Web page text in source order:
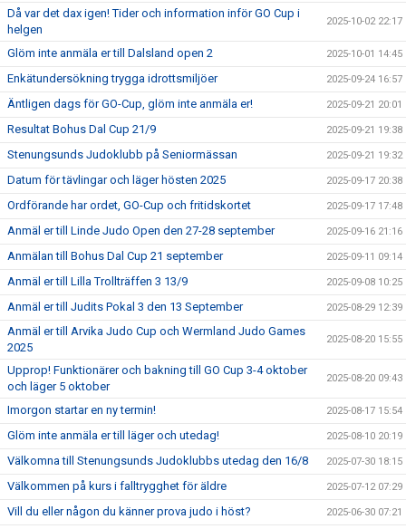
Då var det dax igen! Tider och information inför GO Cup i
helgen
2025-10-02 22:17
Glöm inte anmäla er till Dalsland open 2 2025-10-01 14:45
Enkätundersökning trygga idrottsmiljöer 2025-09-24 16:57
Äntligen dags för GO-Cup, glöm inte anmäla er! 2025-09-21 20:01
Resultat Bohus Dal Cup 21/9 2025-09-21 19:38
Stenungsunds Judoklubb på Seniormässan 2025-09-21 19:32
Datum för tävlingar och läger hösten 2025 2025-09-17 20:38
Ordförande har ordet, GO-Cup och fritidskortet 2025-09-17 17:48
Anmäl er till Linde Judo Open den 27-28 september 2025-09-16 21:16
Anmälan till Bohus Dal Cup 21 september 2025-09-11 09:14
Anmäl er till Lilla Trollträffen 3 13/9 2025-09-08 10:25
Anmäl er till Judits Pokal 3 den 13 September 2025-08-29 12:39
Anmäl er till Arvika Judo Cup och Wermland Judo Games
2025
2025-08-20 15:55
Upprop! Funktionärer och bakning till GO Cup 3-4 oktober
och läger 5 oktober
2025-08-20 09:43
Imorgon startar en ny termin! 2025-08-17 15:54
Glöm inte anmäla er till läger och utedag! 2025-08-10 20:19
Välkomna till Stenungsunds Judoklubbs utedag den 16/8 2025-07-30 18:15
Välkommen på kurs i falltrygghet för äldre 2025-07-12 07:29
Vill du eller någon du känner prova judo i höst? 2025-06-30 07:21